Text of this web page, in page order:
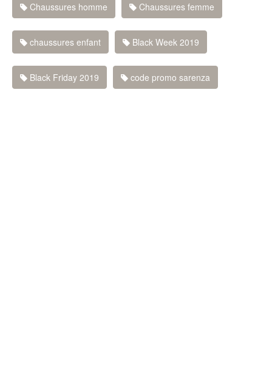
Chaussures homme Chaussures femme
chaussures enfant Black Week 2019
Black Friday 2019 code promo sarenza